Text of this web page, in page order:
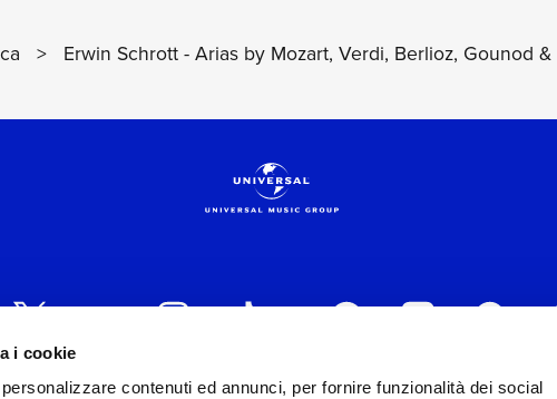
i cookie
contenuti ed annunci, per fornire funzionalità dei social
> Erwin Schrott - Arias by Mozart, Verdi, Berlioz, Gounod